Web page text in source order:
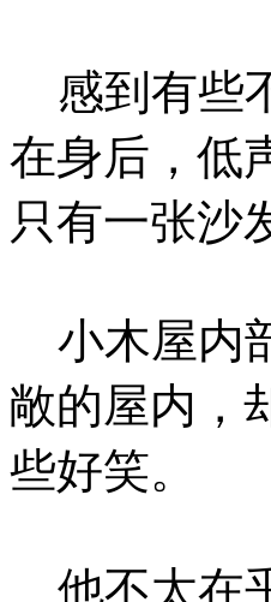
感到有些
在身后，低
只有一张沙
小木屋内
敞的屋内，
些好笑。
他不太在